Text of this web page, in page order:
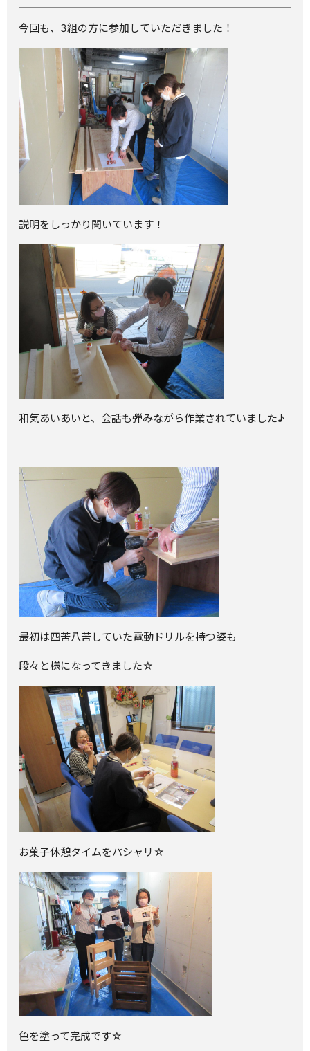
今回も、3組の方に参加していただきました！
説明をしっかり聞いています！
和気あいあいと、会話も弾みながら作業されていました♪
最初は四苦八苦していた電動ドリルを持つ姿も
段々と様になってきました☆
お菓子休憩タイムをパシャリ☆
色を塗って完成です☆